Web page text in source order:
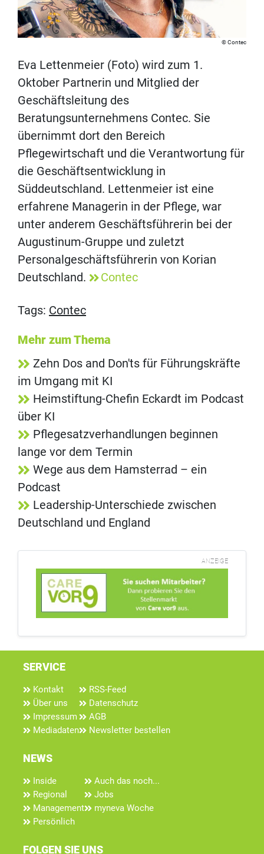
Contec
Eva Lettenmeier (Foto) wird zum 1.
Oktober Partnerin und Mitglied der
Geschäftsleitung des
Beratungsunternehmens Contec. Sie
übernimmt dort den Bereich
Pflegewirtschaft und die Verantwortung für
die Geschäftsentwicklung in
Süddeutschland. Lettenmeier ist eine
erfahrene Managerin in der Pflege, war
unter anderem Geschäftsführerin bei der
Augustinum-Gruppe und zuletzt
Personalgeschäftsführerin von Korian
Deutschland.
Contec
Tags: Contec
Mehr zum Thema
Zehn Dos and Don'ts für Führungskräfte
im Umgang mit KI
Heimstiftung-Chefin Eckardt im Podcast
über KI
Pflegesatzverhandlungen beginnen
lange vor dem Termin
Wege aus dem Hamsterrad – ein
Podcast
Leadership-Unterschiede zwischen
Deutschland und England
ANZEIGE
SERVICE
Kontakt
Über uns
Impressum
Mediadaten
RSS-Feed
Datenschutz
AGB
Newsletter bestellen
NEWS
Inside
Regional
Management
Persönlich
Auch das noch...
Jobs
myneva Woche
FOLGEN SIE UNS